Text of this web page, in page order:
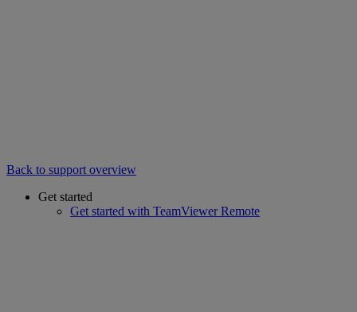
Back to support overview
Get started
Get started with TeamViewer Remote